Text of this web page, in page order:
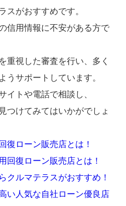
スがおすすめです。​
信用情報に不安がある方で
重視した審査を行い、多く
うサポートしています。
イトや電話で相談し、
つけてみてはいかがでしょ
復ローン販売店とは！
回復ローン販売店とは！
クルマテラスがおすすめ！
い人気な自社ローン優良店